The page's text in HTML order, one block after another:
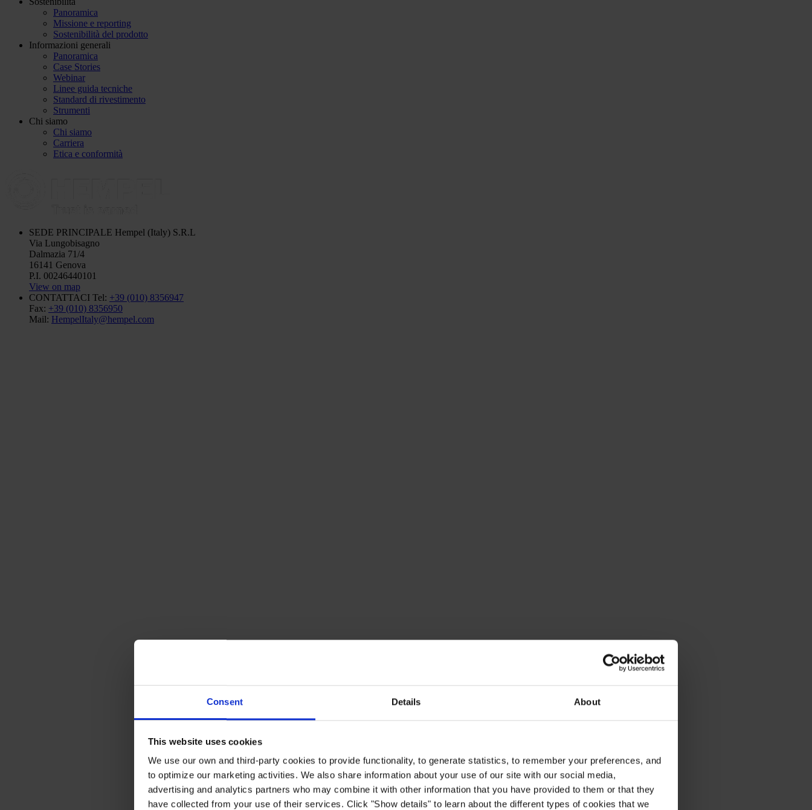
Consent Details About
This website uses cookies
We use our own and third-party cookies to provide functionality, to generate statistics, to remember your preferences, and
to optimize our marketing activities. We also share information about your use of our site with our social media,
advertising and analytics partners who may combine it with other information that you have provided to them or that they
have collected from your use of their services. Click "Show details" to learn about the different types of cookies that we
Panoramica
Missione e reporting
Sostenibilità del prodotto
Informazioni generali
Panoramica
Case Stories
Webinar
Linee guida tecniche
Standard di rivestimento
Strumenti
Chi siamo
Chi siamo
Carriera
Etica e conformità
SEDE PRINCIPALE Hempel (Italy) S.R.L
Via Lungobisagno
Dalmazia 71/4
16141 Genova
P.I. 00246440101
View on map
CONTATTACI Tel: +39 (010) 8356947
Fax: +39 (010) 8356950
Mail: HempelItaly@hempel.com